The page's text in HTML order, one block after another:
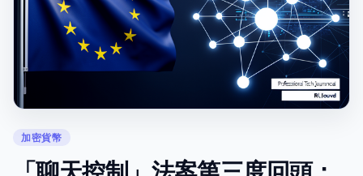
加密貨幣